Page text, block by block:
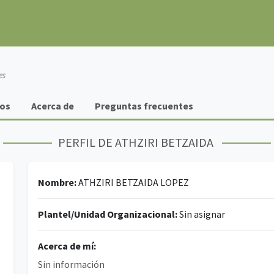
Acerca de Preguntas frecuentes
PERFIL DE ATHZIRI BETZAIDA
Nombre:ATHZIRI BETZAIDA LOPEZ
Plantel/Unidad Organizacional:Sin asignar
Acerca de mí:
Sin información